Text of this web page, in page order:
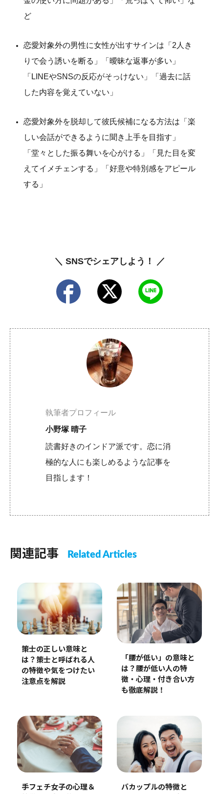
ど
恋愛対象外の男性に女性が出すサインは「2人き
りで会う誘いを断る」「曖昧な返事が多い」
「LINEやSNSの反応がそっけない」「過去に話
した内容を覚えていない」
恋愛対象外を脱却して彼氏候補になる方法は「楽
しい会話ができるように聞き上手を目指す」
「堂々とした振る舞いを心がける」「見た目を変
えてイメチェンする」「好意や特別感をアピール
する」
＼ SNSでシェアしよう！ ／
執筆者プロフィール
小野塚 晴子
読書好きのインドア派です。恋に消
極的な人にも楽しめるような記事を
目指します！
関連記事 Related Articles
策士の正しい意味と
は？策士と呼ばれる人
の特徴や気をつけたい
注意点を解説
「腰が低い」の意味と
は？腰が低い人の特
徴・心理・付き合い方
も徹底解説！
手フェチ女子の心理＆
バカップルの特徴と